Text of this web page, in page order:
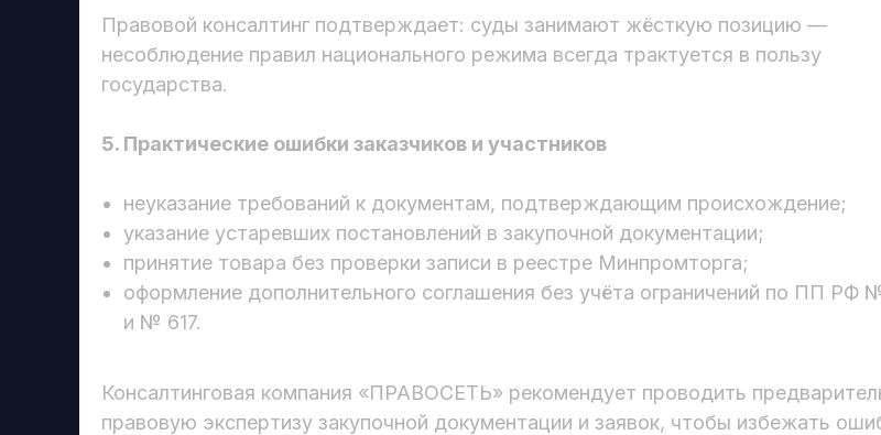
Правовой консалтинг подтверждает: суды занимают жёсткую позицию —
несоблюдение правил национального режима всегда трактуется в пользу
государства.
5. Практические ошибки заказчиков и участников
неуказание требований к документам, подтверждающим происхождение;
указание устаревших постановлений в закупочной документации;
принятие товара без проверки записи в реестре Минпромторга;
оформление дополнительного соглашения без учёта ограничений по ПП РФ
и № 617.
Консалтинговая компания «ПРАВОСЕТЬ» рекомендует проводить
правовую экспертизу закупочной документации и заявок, чтобы избежать